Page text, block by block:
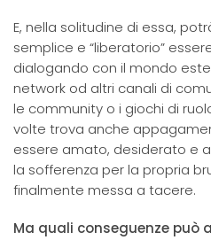
E, nella solitudine di essa,
semplice e “liberatorio”
dialogando con il mondo
network od altri canali di
le community o i giochi di
volte trova anche
essere amato, desiderato e
la sofferenza per la propria
finalmente messa a tacere.
Ma quali conseguenze può